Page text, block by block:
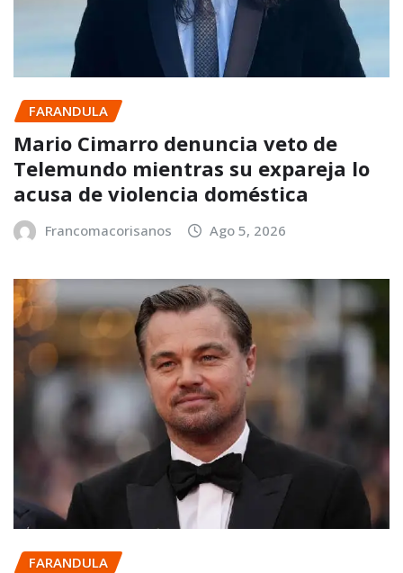
FARANDULA
Mario Cimarro denuncia veto de
Telemundo mientras su expareja lo
acusa de violencia doméstica
Francomacorisanos Ago 5, 2026
FARANDULA